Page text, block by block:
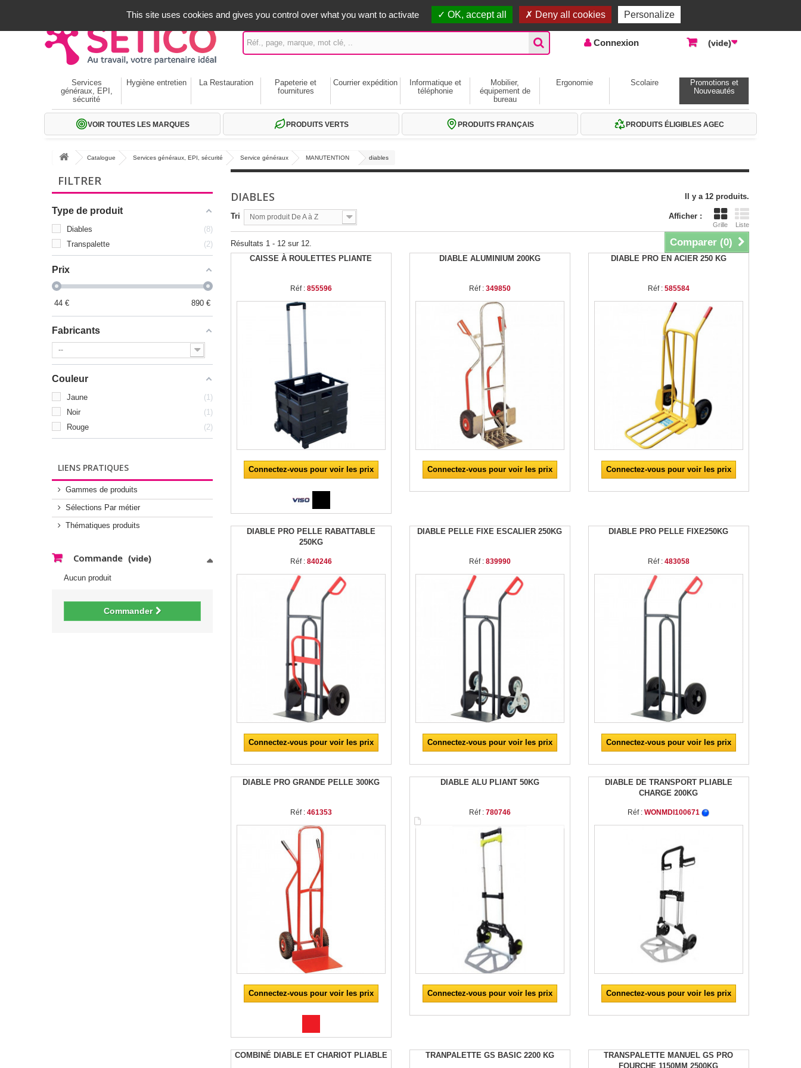
Accueil | Contactez-nous
Connexion (vide)
Services
généraux, EPI,
sécurité
Hygiène entretien La Restauration
Papeterie et
fournitures
Courrier expédition
Informatique et
téléphonie
Mobilier,
équipement de
bureau
Ergonomie Scolaire
Promotions et
Nouveautés
VOIR TOUTES LES MARQUES PRODUITS VERTS PRODUITS FRANÇAIS PRODUITS ÉLIGIBLES AGEC
Catalogue Services généraux, EPI, sécurité Service généraux MANUTENTION diables
FILTRER
Type de produit
Diables
8
Transpalette
2
Prix
44 € 890 €
Fabricants
--
Couleur
Jaune
1
Noir
1
Rouge
2
LIENS PRATIQUES
Gammes de produits
Sélections Par métier
Thématiques produits
Commande (vide)
Aucun produit
Commander
DIABLES Il y a 12 produits.
Afficher :
Grille Liste
Tri Nom produit De A à Z
Comparer (0)
Résultats 1 - 12 sur 12.
CAISSE À ROULETTES PLIANTE
Réf : 855596
Connectez-vous pour voir les prix
DIABLE ALUMINIUM 200KG
Réf : 349850
Connectez-vous pour voir les prix
DIABLE PRO EN ACIER 250 KG
Réf : 585584
Connectez-vous pour voir les prix
DIABLE PRO PELLE RABATTABLE
250KG
Réf : 840246
Connectez-vous pour voir les prix
DIABLE PELLE FIXE ESCALIER 250KG
Réf : 839990
Connectez-vous pour voir les prix
DIABLE PRO PELLE FIXE250KG
Réf : 483058
Connectez-vous pour voir les prix
DIABLE PRO GRANDE PELLE 300KG
Réf : 461353
Connectez-vous pour voir les prix
DIABLE ALU PLIANT 50KG
Réf : 780746
Connectez-vous pour voir les prix
DIABLE DE TRANSPORT PLIABLE
CHARGE 200KG
Réf :WONMDI100671
Connectez-vous pour voir les prix
COMBINÉ DIABLE ET CHARIOT PLIABLE TRANPALETTE GS BASIC 2200 KG
TRANSPALETTE MANUEL GS PRO
FOURCHE 1150MM 2500KG
This site uses cookies and gives you control over what you want to activate OK, accept all Deny all cookies Personalize